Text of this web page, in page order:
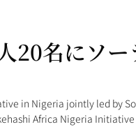
20名にソ
in Nigeria jointly led by
Africa Nigeria